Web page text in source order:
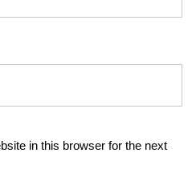
in this browser for the next